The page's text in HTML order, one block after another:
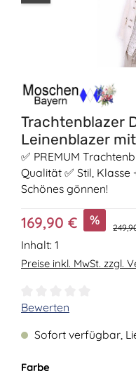
Trachtenblazer
Leinenblazer
✅ PREMUM
Qualität ✅ Stil, Klasse
Schönes gönnen!
Verkaufspreis:
169,90 € %
Inhalt: 1
Preise inkl. MwSt. zzgl.
Durchschnittliche
Bewerten
Sofort verfügbar,
Farbeauswählen